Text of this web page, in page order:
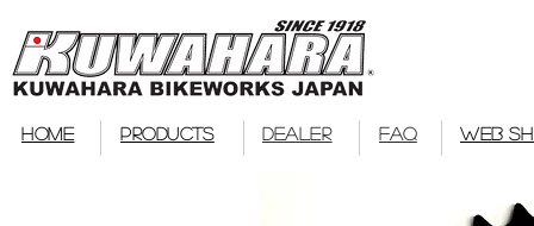
HOME PRODUCTS DEALER FAQ WEB